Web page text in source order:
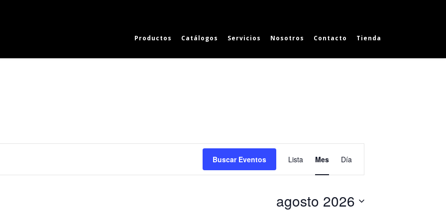
Productos Catálogos Servicios Nosotros Contacto Tienda
Buscar Eventos
Navegación
de
de
Lista Mes Día
agosto 2026